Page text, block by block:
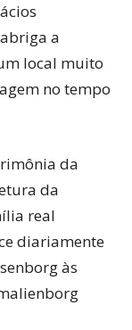
a
local muito
no tempo
da
da
real
diariamente
às